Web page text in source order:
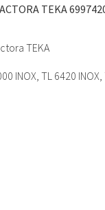
TEKA
TEKA
INOX, TL 6420 INOX,